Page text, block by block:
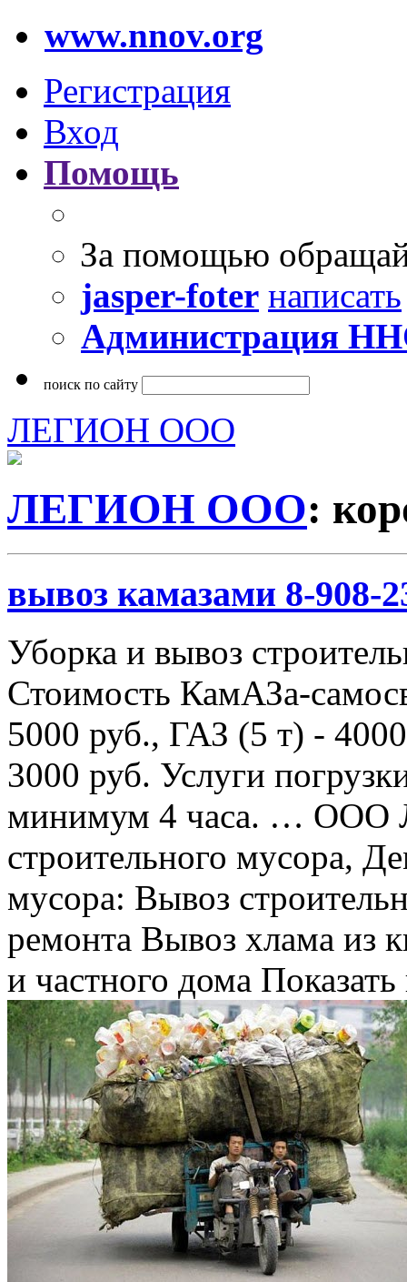
www.nnov.org
Регистрация
Вход
Помощь
За помощью
jasper-foter написать
Администрация
поиск по сайту
ЛЕГИОН ООО
ЛЕГИОН ООО:
вывоз камазами 8-908-
Уборка и вывоз
Стоимость КамАЗа-
5000 руб., ГАЗ (5 т) -
3000 руб. Услуги
минимум 4 часа. …
строительного мусора,
мусора: Вывоз
ремонта Вывоз хлама из
и частного дома